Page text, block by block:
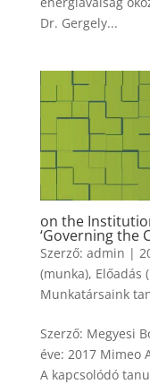
Dr. Gergely...
on the
‘Governing the
Szerző: admin |
(munka), Előadás
Munkatársaink
Szerző: Megyesi
éve: 2017 Mimeo
A kapcsolódó